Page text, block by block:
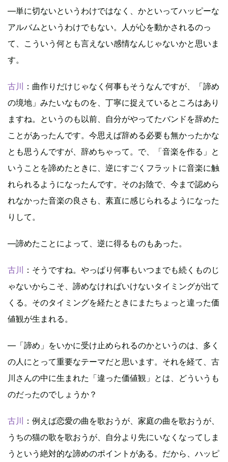
―単に切ないというわけではなく、かといってハッピーな
アルバムというわけでもない。人が心を動かされるのっ
て、こういう何とも言えない感情なんじゃないかと思いま
す。
古川 ：曲作りだけじゃなく何事もそうなんですが、「諦め
の境地」みたいなものを、丁寧に捉えているところはあり
ますね。というのも以前、自分がやってたバンドを辞めた
ことがあったんです。今思えば辞める必要も無かったかな
とも思うんですが、辞めちゃって。で、「音楽を作る」と
いうことを諦めたときに、逆にすごくフラットに音楽に触
れられるようになったんです。そのお陰で、今まで認めら
れなかった音楽の良さも、素直に感じられるようになった
りして。
―諦めたことによって、逆に得るものもあった。
古川 ：そうですね。やっぱり何事もいつまでも続くものじ
ゃないからこそ、諦めなければいけないタイミングが出て
くる。そのタイミングを経たときにまたちょっと違った価
値観が生まれる。
―「諦め」をいかに受け止められるのかというのは、多く
の人にとって重要なテーマだと思います。それを経て、古
川さんの中に生まれた「違った価値観」とは、どういうも
のだったのでしょうか？
古川 ：例えば恋愛の曲を歌おうが、家庭の曲を歌おうが、
うちの猫の歌を歌おうが、自分より先にいなくなってしま
うという絶対的な諦めのポイントがある。だから、ハッピ